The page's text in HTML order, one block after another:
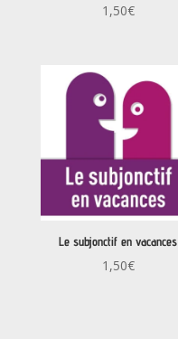
1,50€
Le subjonctif en vacances
1,50€